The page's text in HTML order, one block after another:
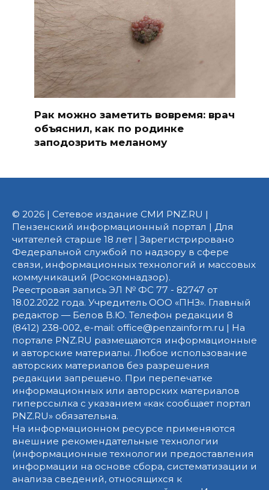
Рак можно заметить вовремя: врач
объяснил, как по родинке
заподозрить меланому
© 2026 | Сетевое издание СМИ PNZ.RU |
Пензенский информационный портал | Для
читателей старше 18 лет | Зарегистрировано
Федеральной службой по надзору в сфере
связи, информационных технологий и массовых
коммуникаций (Роскомнадзор).
Реестровая запись ЭЛ № ФС 77 - 82747 от
18.02.2022 года. Учредитель ООО «ПНЗ». Главный
редактор — Белов В.Ю. Телефон редакции 8
(8412) 238-002, e-mail: office@penzainform.ru | На
портале PNZ.RU размещаются информационные
и авторские материалы. Любое использование
авторских материалов без разрешения
редакции запрещено. При перепечатке
информационных или авторских материалов
гиперссылка с указанием «как сообщает портал
PNZ.RU» обязательна.
На информационном ресурсе применяются
внешние рекомендательные технологии
(информационные технологии предоставления
информации на основе сбора, систематизации и
анализа сведений, относящихся к